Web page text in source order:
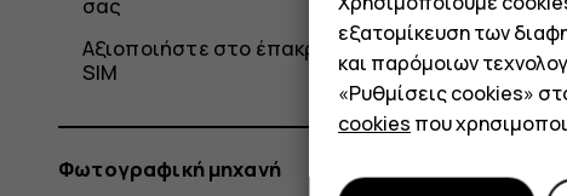
Αξιοποιήστε στο έπακρο τις δύο κάρτες
SIM
Φωτογραφική μηχανή
εξατομίκευση των
και παρόμοιων
«Ρυθμίσεις cookies»
cookies που